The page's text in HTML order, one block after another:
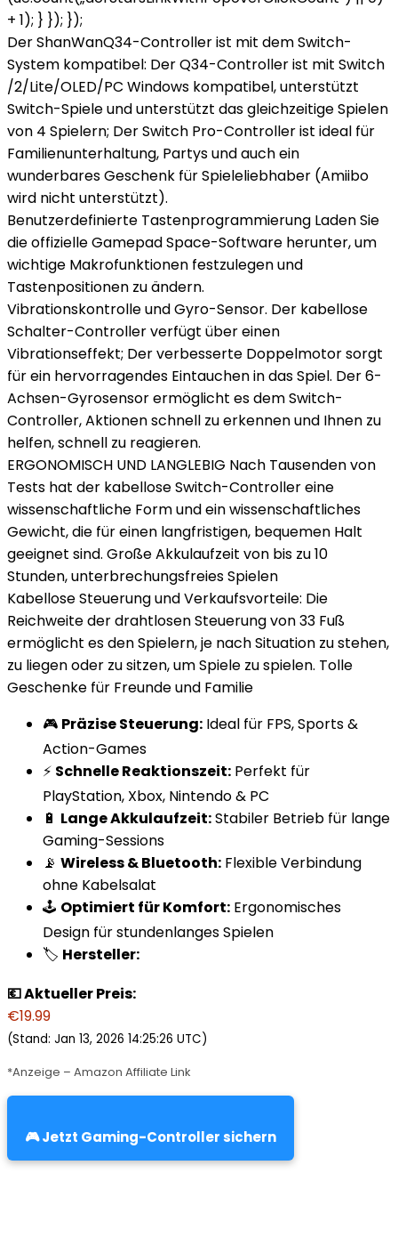
+ 1); } }); });
Der ShanWanQ34-Controller ist mit dem Switch-
System kompatibel: Der Q34-Controller ist mit Switch
/2/Lite/OLED/PC Windows kompatibel, unterstützt
Switch-Spiele und unterstützt das gleichzeitige Spielen
von 4 Spielern; Der Switch Pro-Controller ist ideal für
Familienunterhaltung, Partys und auch ein
wunderbares Geschenk für Spieleliebhaber (Amiibo
wird nicht unterstützt).
Benutzerdefinierte Tastenprogrammierung Laden Sie
die offizielle Gamepad Space-Software herunter, um
wichtige Makrofunktionen festzulegen und
Tastenpositionen zu ändern.
Vibrationskontrolle und Gyro-Sensor. Der kabellose
Schalter-Controller verfügt über einen
Vibrationseffekt; Der verbesserte Doppelmotor sorgt
für ein hervorragendes Eintauchen in das Spiel. Der 6-
Achsen-Gyrosensor ermöglicht es dem Switch-
Controller, Aktionen schnell zu erkennen und Ihnen zu
helfen, schnell zu reagieren.
ERGONOMISCH UND LANGLEBIG Nach Tausenden von
Tests hat der kabellose Switch-Controller eine
wissenschaftliche Form und ein wissenschaftliches
Gewicht, die für einen langfristigen, bequemen Halt
geeignet sind. Große Akkulaufzeit von bis zu 10
Stunden, unterbrechungsfreies Spielen
Kabellose Steuerung und Verkaufsvorteile: Die
Reichweite der drahtlosen Steuerung von 33 Fuß
ermöglicht es den Spielern, je nach Situation zu stehen,
zu liegen oder zu sitzen, um Spiele zu spielen. Tolle
Geschenke für Freunde und Familie
🎮 Präzise Steuerung: Ideal für FPS, Sports &
Action-Games
⚡ Schnelle Reaktionszeit: Perfekt für
PlayStation, Xbox, Nintendo & PC
🔋 Lange Akkulaufzeit:Stabiler Betrieb für lange
Gaming-Sessions
📡 Wireless & Bluetooth: Flexible Verbindung
ohne Kabelsalat
🕹️ Optimiert für Komfort: Ergonomisches
Design für stundenlanges Spielen
🏷️ Hersteller:
💶 Aktueller Preis:
€19.99
(Stand: Jan 13, 2026 14:25:26 UTC)
*Anzeige – Amazon Affiliate Link
🎮 Jetzt Gaming-Controller sichern